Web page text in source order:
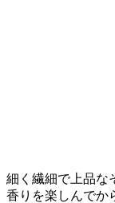
細く繊細で上品な
香りを楽しんでか